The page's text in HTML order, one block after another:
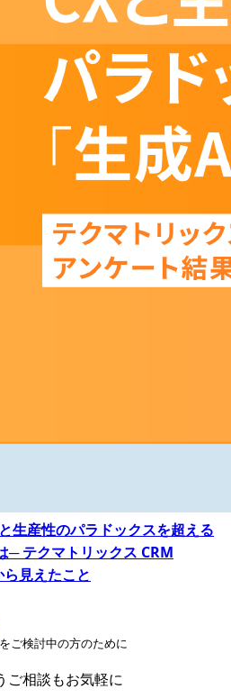
生産性のパラドックスを超える
─ テクマトリックス CRM
見えたこと
ご検討中の方のために
ご相談もお気軽に